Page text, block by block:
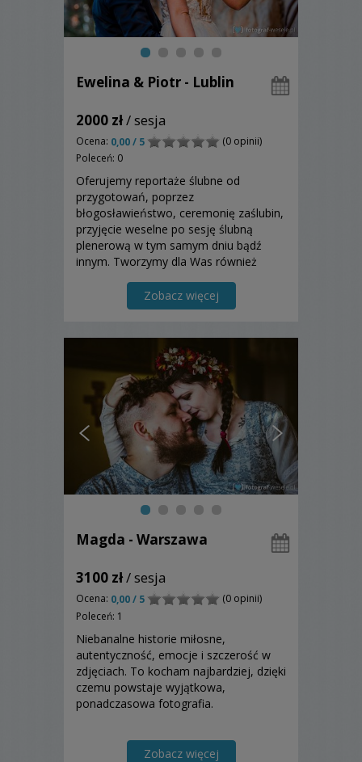
Ewelina & Piotr - Lublin
2000 zł/ sesja
Ocena: 0,00 / 5
(0 opinii)
Poleceń: 0
Oferujemy reportaże ślubne od
przygotowań, poprzez
błogosławieństwo, ceremonię zaślubin,
przyjęcie weselne po sesję ślubną
plenerową w tym samym dniu bądź
innym. Tworzymy dla Was również
rodziców, lub teledyski z sesji
plenerowych <3
Zobacz więcej
Magda - Warszawa
3100 zł/ sesja
Ocena: 0,00 / 5
(0 opinii)
Poleceń: 1
Niebanalne historie miłosne,
autentyczność, emocje i szczerość w
zdjęciach. To kocham najbardziej, dzięki
czemu powstaje wyjątkowa,
ponadczasowa fotografia.
Zobacz więcej